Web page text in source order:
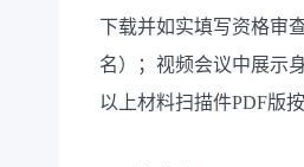
下载并如实填写资格审
名）；视频会议中展示
以上材料扫描件PDF版